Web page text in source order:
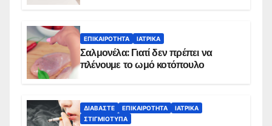
ΕΠΙΚΑΙΡΌΤΗΤΑ ΙΑΤΡΙΚΆ
Σαλμονέλα: Γιατί δεν πρέπει να
πλένουμε το ωμό κοτόπουλο
ΔΙΑΒΆΣΤΕ ΕΠΙΚΑΙΡΌΤΗΤΑ
ΙΑΤΡΙΚΆ
ΣΤΙΓΜΙΌΤΥΠΑ